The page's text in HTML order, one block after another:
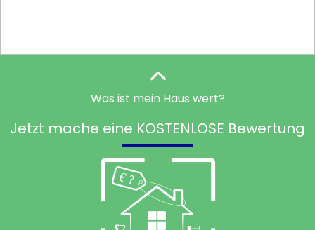
Was ist mein Haus wert?
Jetzt mache eine KOSTENLOSE Bewertung